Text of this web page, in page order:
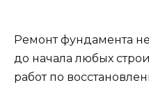
Ремонт фундамента
до начала любых
работ по